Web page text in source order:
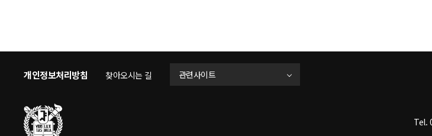
개인정보처리방침 찾아오시는 길 관련사이트
Tel.